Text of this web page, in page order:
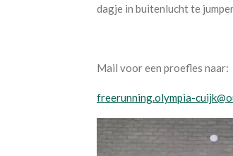
dagje in buitenlucht te
Mail voor een proefles naar:
freerunning.olympia-